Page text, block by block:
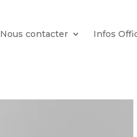
Nous contacter Infos